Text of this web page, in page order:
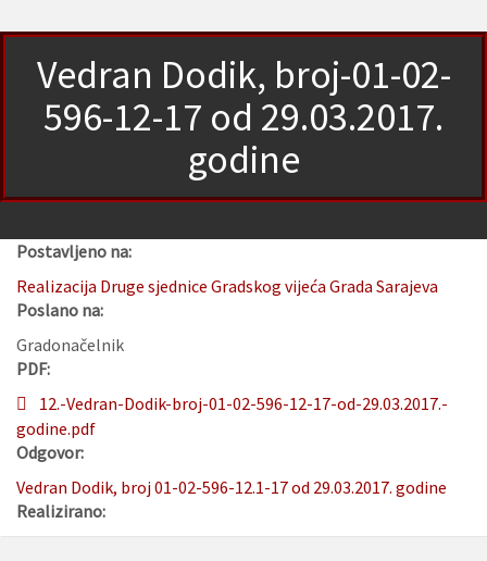
Vedran Dodik, broj-01-02-
596-12-17 od 29.03.2017.
godine
Postavljeno na:
Realizacija Druge sjednice Gradskog vijeća Grada Sarajeva
Poslano na:
Gradonačelnik
PDF:
12.-Vedran-Dodik-broj-01-02-596-12-17-od-29.03.2017.-
godine.pdf
Odgovor:
Vedran Dodik, broj 01-02-596-12.1-17 od 29.03.2017. godine
Realizirano: